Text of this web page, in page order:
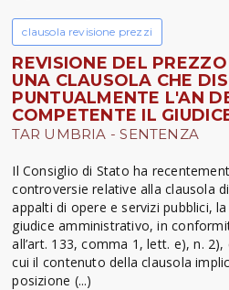
clausola revisione prezzi
REVISIONE DEL
UNA CLAUSOLA CHE
PUNTUALMENTE L'AN
COMPETENTE IL
TAR UMBRIA - SENTENZA
Il Consiglio di Stato ha
controversie relative alla clausola
appalti di opere e servizi pubblici,
giudice amministrativo, in
all’art. 133, comma 1, lett. e), n. 2),
cui il contenuto della clausola
posizione (...)